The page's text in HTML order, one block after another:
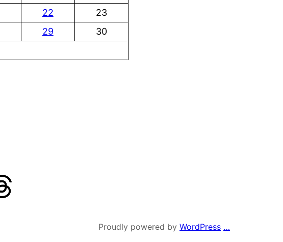
22
23
29
30
Proudly powered by WordPress …